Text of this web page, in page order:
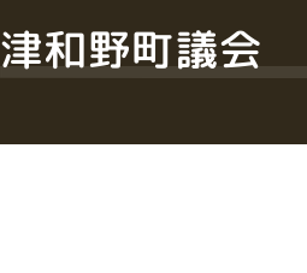
津和野町議会